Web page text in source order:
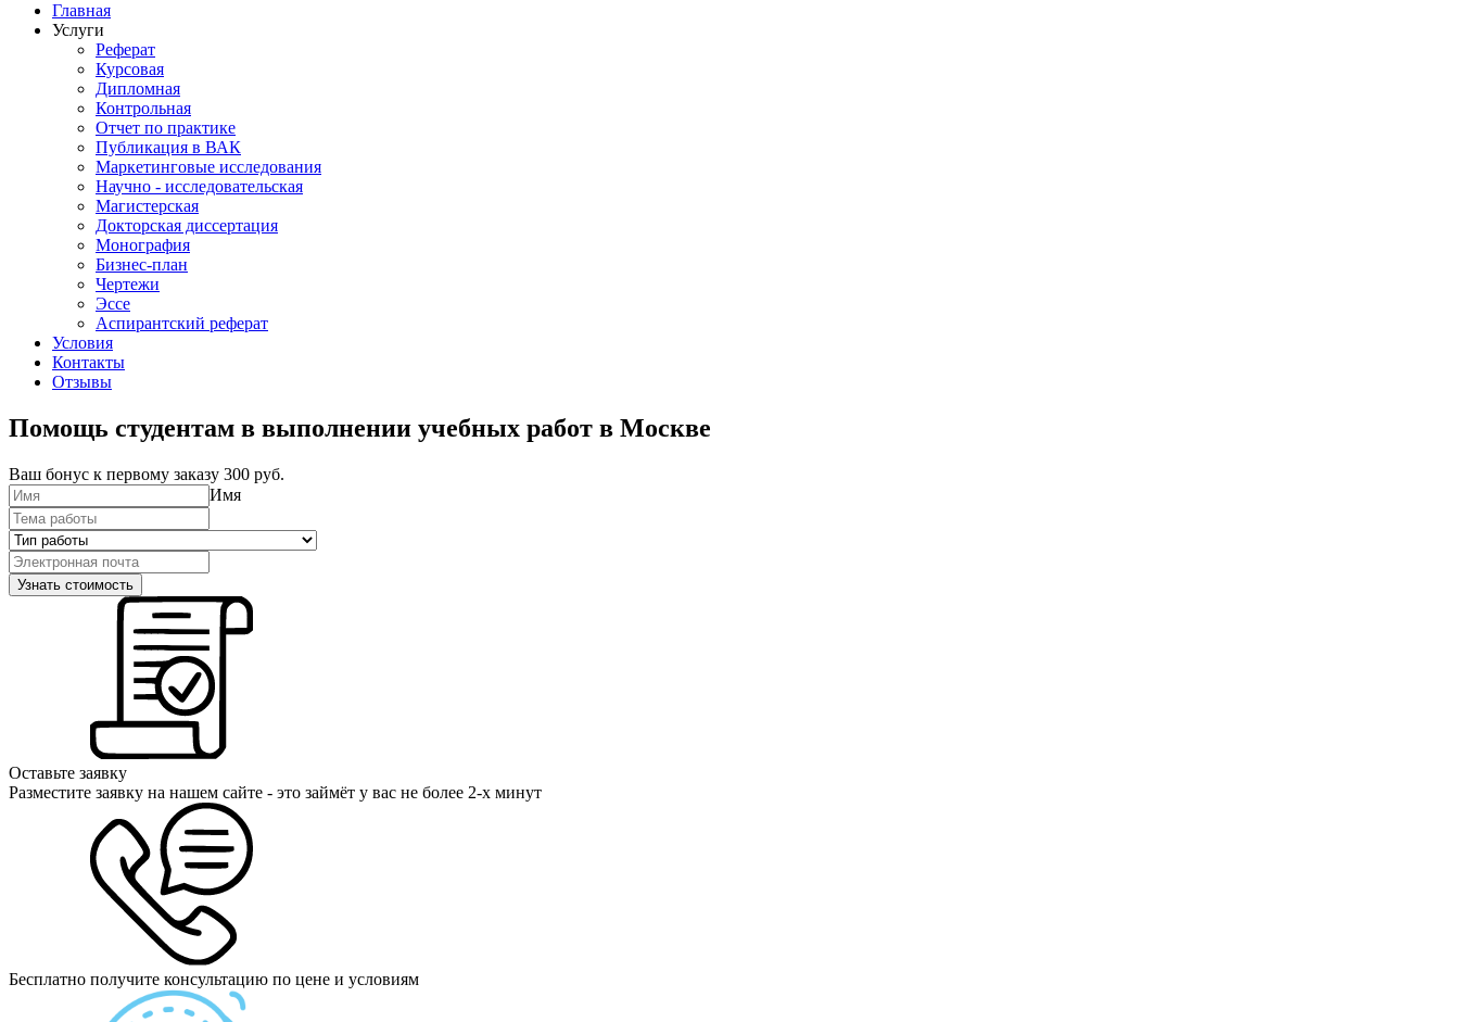
Главная
Услуги
Реферат
Курсовая
Дипломная
Контрольная
Отчет по практике
Публикация в ВАК
Маркетинговые исследования
Научно - исследовательская
Магистерская
Докторская диссертация
Монография
Бизнес-план
Чертежи
Эссе
Аспирантский реферат
Условия
Контакты
Отзывы
Помощь студентам в выполнении учебных работ в Москве
Ваш бонус к первому заказу 300 руб.
Имя
Оставьте заявку
Разместите заявку на нашем сайте - это займёт у вас не более 2-х минут
Бесплатно получите консультацию по цене и условиям